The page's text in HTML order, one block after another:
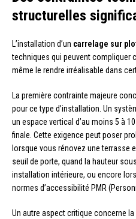
structurelles
L’installation d’un carrelage sur
techniques qui peuvent compliquer
même le rendre irréalisable dans
La première contrainte majeure
pour ce type d’installation. Un
un espace vertical d’au moins 5 à
finale. Cette exigence peut poser
lorsque vous rénovez une terrasse
seuil de porte, quand la hauteur
installation intérieure, ou encore
normes d’accessibilité PMR
Un autre aspect critique concerne la